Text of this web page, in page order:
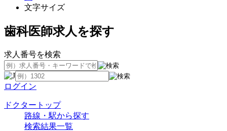
文字サイズ
歯科医師求人を探す
求人番号を検索
ログイン
ドクタートップ
路線・駅から探す
検索結果一覧